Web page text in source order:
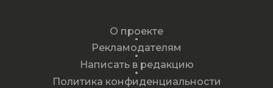
О проекте
Рекламодателям
Написать в редакцию
Политика конфиденциальности